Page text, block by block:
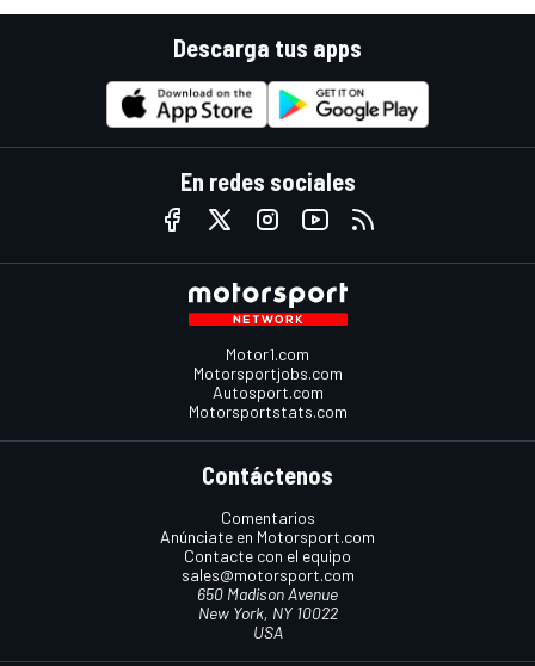
Descarga tus apps
En redes sociales
Motor1.com
Motorsportjobs.com
Autosport.com
Motorsportstats.com
Contáctenos
Comentarios
Anúnciate en Motorsport.com
Contacte con el equipo
sales@motorsport.com
650 Madison Avenue
New York, NY 10022
USA